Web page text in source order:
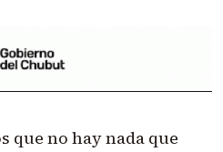
que no hay nada que